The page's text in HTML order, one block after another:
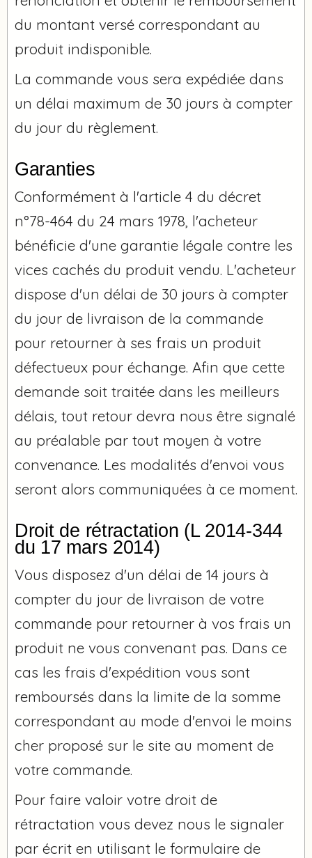
du montant versé correspondant au
produit indisponible.
La commande vous sera expédiée dans
un délai maximum de 30 jours à compter
du jour du règlement.
Garanties
Conformément à l'article 4 du décret
n°78-464 du 24 mars 1978, l'acheteur
bénéficie d'une garantie légale contre les
vices cachés du produit vendu. L'acheteur
dispose d'un délai de 30 jours à compter
du jour de livraison de la commande
pour retourner à ses frais un produit
défectueux pour échange. Afin que cette
demande soit traitée dans les meilleurs
délais, tout retour devra nous être signalé
au préalable par tout moyen à votre
convenance. Les modalités d'envoi vous
seront alors communiquées à ce moment.
Droit de rétractation (L 2014-344
du 17 mars 2014)
Vous disposez d'un délai de 14 jours à
compter du jour de livraison de votre
commande pour retourner à vos frais un
produit ne vous convenant pas. Dans ce
cas les frais d'expédition vous sont
remboursés dans la limite de la somme
correspondant au mode d'envoi le moins
cher proposé sur le site au moment de
votre commande.
Pour faire valoir votre droit de
rétractation vous devez nous le signaler
par écrit en utilisant le formulaire de